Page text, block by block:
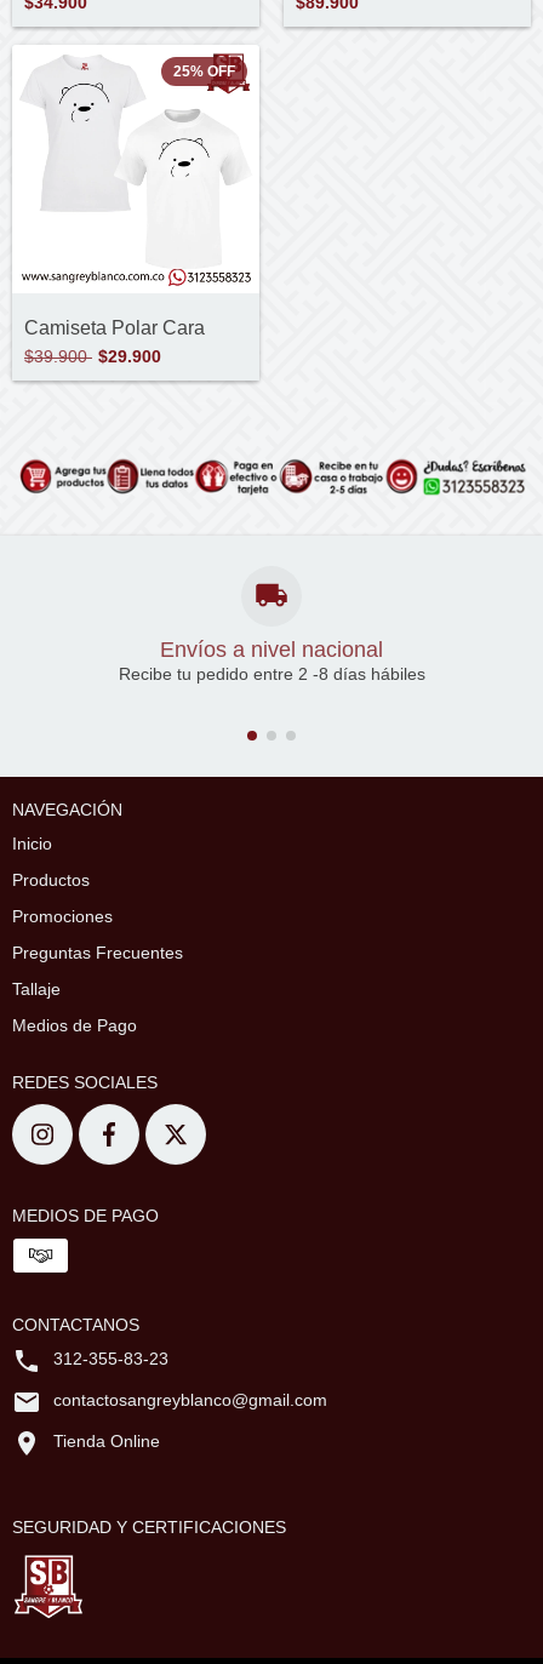
25% OFF
Camiseta Polar Cara
$39.900 $29.900
Envíos a nivel nacional
Recibe tu pedido entre 2 -8 días hábiles
NAVEGACIÓN
Inicio
Productos
Promociones
Preguntas Frecuentes
Tallaje
Medios de Pago
REDES SOCIALES
MEDIOS DE PAGO
CONTACTANOS
312-355-83-23
contactosangreyblanco@gmail.com
Tienda Online
SEGURIDAD Y CERTIFICACIONES